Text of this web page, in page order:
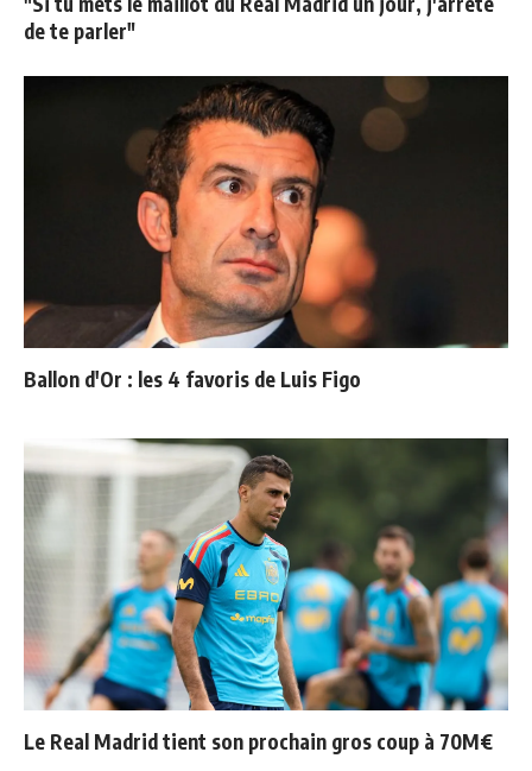
de te parler"
Ballon d'Or : les 4 favoris de Luis Figo
Le Real Madrid tient son prochain gros coup à 70M€